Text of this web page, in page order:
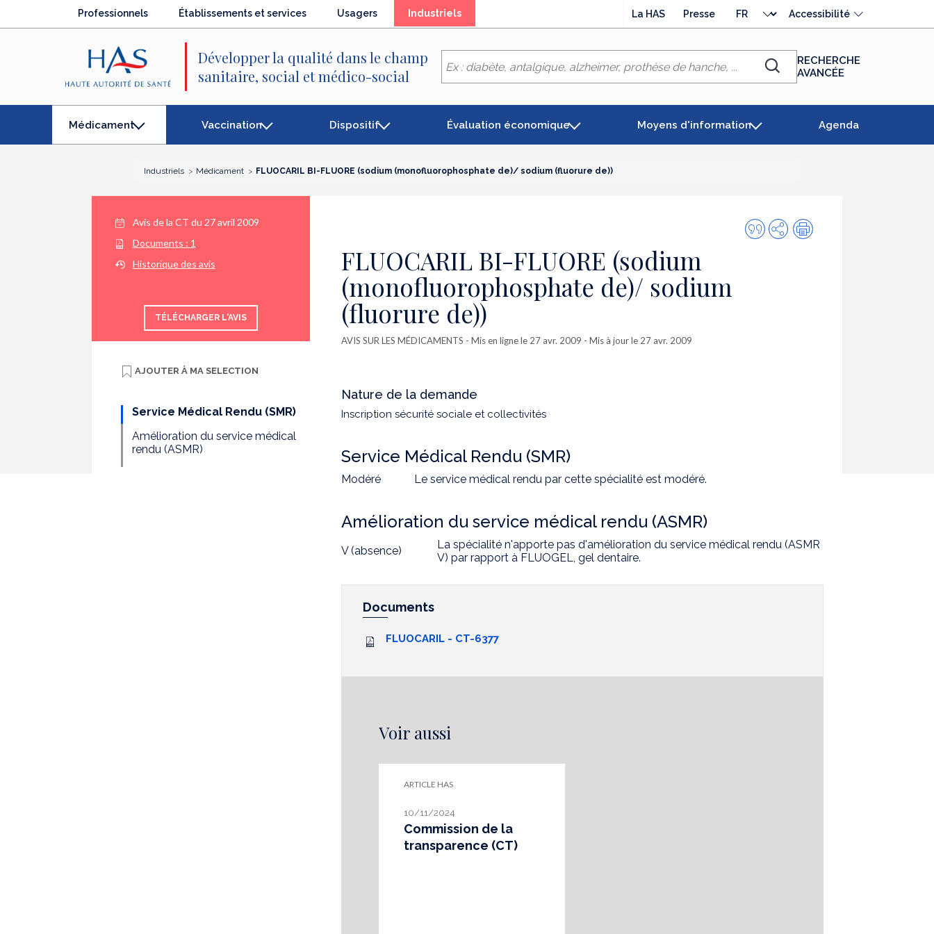
Professionnels Établissements et services Usagers Industriels(élément
La HAS Presse
langue
Accessibilité
Développer la qualité dans le champ
sanitaire, social et médico-social
Chercher
RECHERCHE
AVANCÉE
Médicament
(élément
séléctionné)
Vaccination Dispositif Évaluation économique Moyens d'information Agenda
Industriels Médicament FLUOCARIL BI-FLUORE (sodium (monofluorophosphate de)/ sodium (fluorure de))
Avis de la CT du 27 avril 2009
Documents : 1
Historique des avis
TÉLÉCHARGER L'AVIS
AJOUTER À MA SELECTION
Service Médical Rendu (SMR)
Amélioration du service médical
rendu (ASMR)
Citer
cette
PartagerImpression
FLUOCARIL BI-FLUORE (sodium
(monofluorophosphate de)/ sodium
(fluorure de))
AVIS SUR LES MÉDICAMENTS - Mis en ligne le 27 avr. 2009 - Mis à jour le 27 avr. 2009
Nature de la demande
Inscription sécurité sociale et collectivités
Service Médical Rendu (SMR)
Modéré Le service médical rendu par cette spécialité est modéré.
Amélioration du service médical rendu (ASMR)
V (absence)
La spécialité n'apporte pas d'amélioration du service médical rendu (ASMR
V) par rapport à FLUOGEL, gel dentaire.
Documents
FLUOCARIL - CT-6377
Voir aussi
ARTICLE HAS
10/11/2024
Commission de la
transparence (CT)